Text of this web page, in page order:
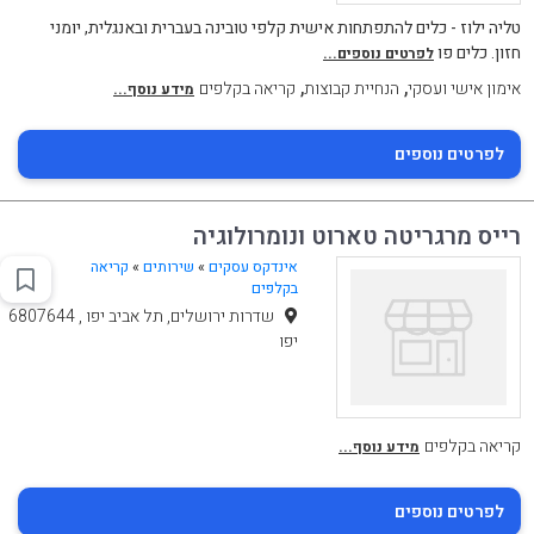
טליה ילוז - כלים להתפתחות אישית קלפי טובינה בעברית ובאנגלית, יומני
חזון. כלים פולפרטים נוספים...
אימון אישי ועסקי, הנחיית קבוצות, קריאה בקלפים מידע נוסף...
לפרטים נוספים
רייס מרגריטה טארוט ונומרולוגיה
אינדקס עסקים » שירותים» קריאה
בקלפים
שדרות ירושלים, תל אביב יפו , 6807644
יפו
קריאה בקלפים מידע נוסף...
לפרטים נוספים